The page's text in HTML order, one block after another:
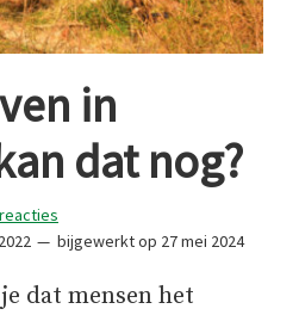
in
dat nog?
bijgewerkt op 27 mei 2024
dat mensen het